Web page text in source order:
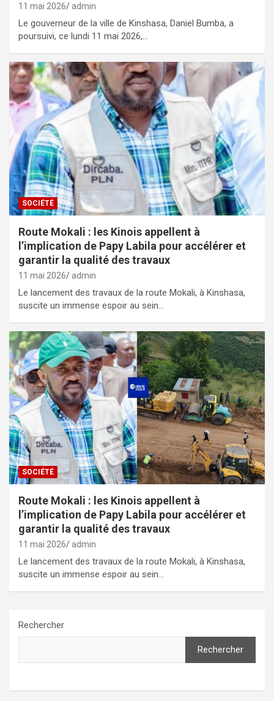
11 mai 2026 admin
Le gouverneur de la ville de Kinshasa, Daniel Bumba, a
poursuivi, ce lundi 11 mai 2026,…
SOCIÉTÉ
Route Mokali : les Kinois appellent à
l’implication de Papy Labila pour accélérer et
garantir la qualité des travaux
11 mai 2026 admin
Le lancement des travaux de la route Mokali, à Kinshasa,
suscite un immense espoir au sein…
SOCIÉTÉ
Route Mokali : les Kinois appellent à
l’implication de Papy Labila pour accélérer et
garantir la qualité des travaux
11 mai 2026 admin
Le lancement des travaux de la route Mokali, à Kinshasa,
suscite un immense espoir au sein…
Rechercher
Rechercher